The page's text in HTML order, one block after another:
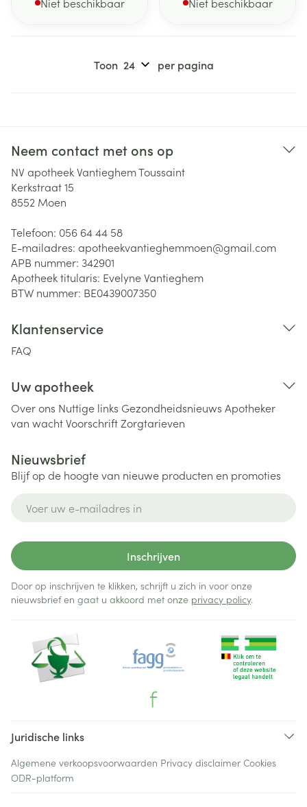
Toon per pagina
Neem contact met ons op
NV apotheek Vantieghem Toussaint
Kerkstraat 15
8552 Moen
Telefoon: 056 64 44 58
E-mailadres: apotheekvantieghemmoen@gmail.com
APB nummer: 342901
Apotheek titularis: Evelyne Vantieghem
BTW nummer: BE0439007350
Klantenservice
FAQ
Uw apotheek
Over ons Nuttige links Gezondheidsnieuws Apotheker
van wachtVoorschriftZorgtarieven
Nieuwsbrief
Blijf op de hoogte van nieuwe producten en promoties
Inschrijven
Door op inschrijven te klikken, schrijft u zich in voor onze
nieuwsbrief en gaat u akkoord met onze privacy policy.
Juridische links
Algemene verkoopsvoorwaarden Privacy disclaimer Cookies
ODR-platform